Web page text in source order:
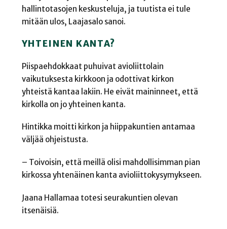
hallintotasojen keskusteluja, ja tuutista ei tule
mitään ulos, Laajasalo sanoi.
YHTEINEN KANTA?
Piispaehdokkaat puhuivat avioliittolain
vaikutuksesta kirkkoon ja odottivat kirkon
yhteistä kantaa lakiin. He eivät maininneet, että
kirkolla on jo yhteinen kanta.
Hintikka moitti kirkon ja hiippakuntien antamaa
väljää ohjeistusta.
– Toivoisin, että meillä olisi mahdollisimman pian
kirkossa yhtenäinen kanta avioliittokysymykseen.
Jaana Hallamaa totesi seurakuntien olevan
itsenäisiä.